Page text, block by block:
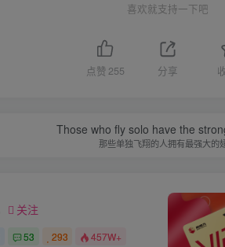
喜欢就支持一下吧
点赞 255 分享
Those who fly solo have the
那些单独飞翔的人拥有最强大的
关注
53 293 457W+